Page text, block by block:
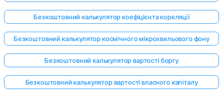
Безкоштовний калькулятор коефіцієнта кореляції
Безкоштовний калькулятор космічного мікрохвильового фону
Безкоштовний калькулятор вартості боргу
Безкоштовний калькулятор вартості власного капіталу